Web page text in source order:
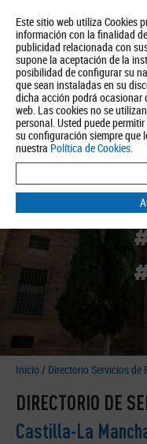
Este sitio web utiliza Cookies
información con la finalidad
publicidad relacionada con
supone la aceptación de la
posibilidad de configurar su
que sean instaladas en su
dicha acción podrá ocasionar
web. Las cookies no se
personal. Usted puede
su configuración siempre que
nuestra Política de Cookies.
Quiénes somos
Inicio / Directorio Servicios de
DIRECTORIO DE
Castilla-La